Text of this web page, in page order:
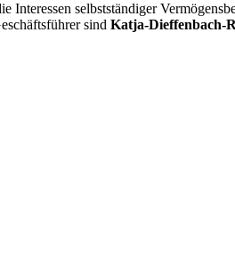
Interessen selbstständiger
sind Katja-Dieffenbach-